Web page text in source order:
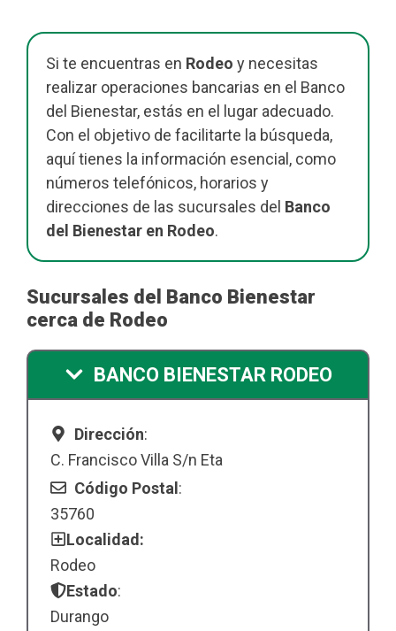
Si te encuentras en Rodeo y necesitas
realizar operaciones bancarias en el Banco
del Bienestar, estás en el lugar adecuado.
Con el objetivo de facilitarte la búsqueda,
aquí tienes la información esencial, como
números telefónicos, horarios y
direcciones de las sucursales del Banco
del Bienestar en Rodeo.
Sucursales del Banco Bienestar
cerca de Rodeo
BANCO BIENESTAR RODEO
Dirección:
C. Francisco Villa S/n Eta
Código Postal:
35760
Localidad:
Rodeo
Estado:
Durango